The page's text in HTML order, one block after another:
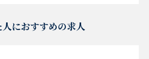
におすすめの求人